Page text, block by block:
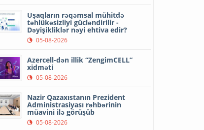
Uşaqların rəqəmsal mühitdə
təhlükəsizliyi gücləndirilir -
Dəyişikliklər nəyi ehtiva edir?
05-08-2026
Azercell-dən illik “ZengimCELL”
xidməti
05-08-2026
Nazir Qazaxıstanın Prezident
Administrasiyası rəhbərinin
müavini ilə görüşüb
05-08-2026